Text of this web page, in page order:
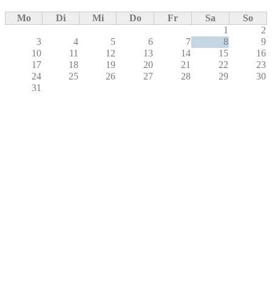
Mo Di Mi Do Fr Sa
So
1
2
3
4 5 6 7 8
9
10
11 12 13 14 15
16
17
18 19 20 21 22
23
24
25 26 27 28 29
30
31